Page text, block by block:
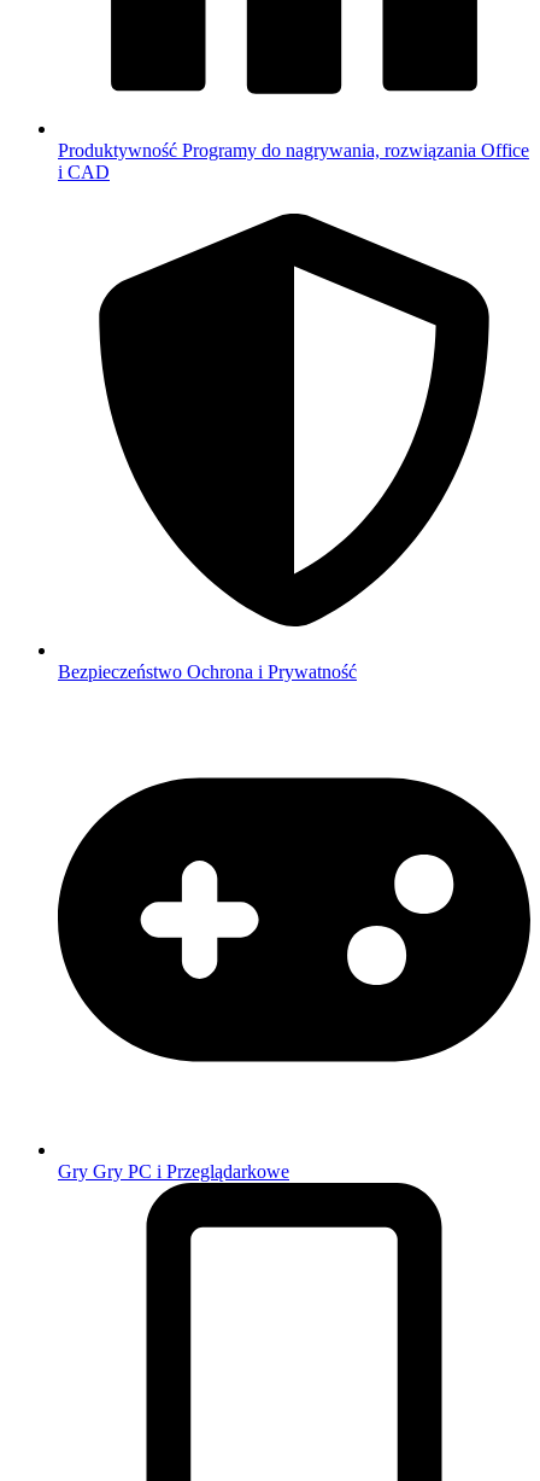
Produktywność Programy do nagrywania, rozwiązania Office
i CAD
Bezpieczeństwo Ochrona i Prywatność
Gry Gry PC i Przeglądarkowe